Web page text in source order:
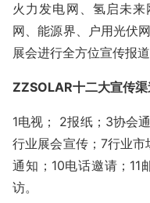
火力发电网、 氢启未来
网、能源界、户用光伏网
展会进行全方位宣传报道
ZZSOLAR十二大宣传
1电视； 2报纸； 3协会
行业展会宣传； 7行业市
通知； 10电话邀请； 11
访。